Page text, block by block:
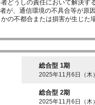
うしの責任において解決する
が、通信環境の不具合等が原
不都合または損害が生じた場
総合型 1期
2025年11月6日（木
総合型 2期
2025年11月6日（木